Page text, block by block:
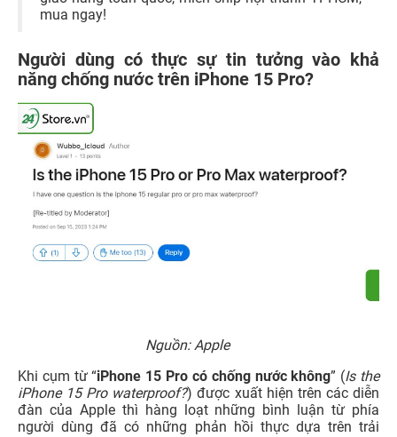
mua ngay!
Người dùng có thực sự tin tưởng vào khả
năng chống nước trên iPhone 15 Pro?
Nguồn: Apple
Khi cụm từ “iPhone 15 Pro có chống nước không” (Is the
iPhone 15 Pro waterproof?) được xuất hiện trên các diễn
đàn của Apple thì hàng loạt những bình luận từ phía
người dùng đã có những phản hồi thực dựa trên trải